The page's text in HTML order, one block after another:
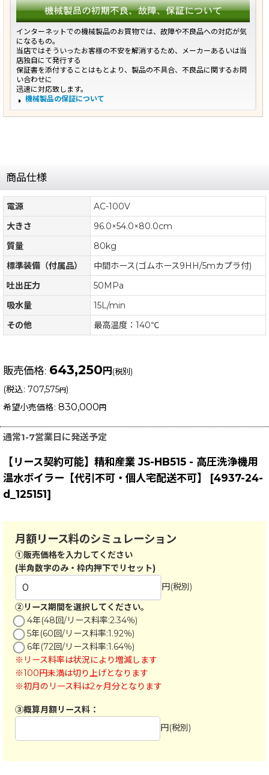
インターネットでの機械製品のお買物では、故障や不良品への対応が気
になるもの。
当店ではそういったお客様の不安を解消するため、メーカーあるいは当
店独自にて発行する
保証書を添付することはもとより、製品の不具合、不良品に関するお問
い合わせに
迅速に対応致します。
機械製品の保証について
商品仕様
電源
AC-100V
大きさ
96.0×54.0×80.0cm
質量
80kg
標準装備（付属品）
中間ホース(ゴムホース9HH/5mカプラ付)
吐出圧力
50MPa
吸水量
15L/min
その他
最高温度：140℃
販売価格: 643,250 円 (税別)
(税込: 707,575円)
希望小売価格: 830,000 円
通常1-7営業日に発送予定
【リース契約可能】精和産業 JS-HB515 - 高圧洗浄機用
温水ボイラー【代引不可・個人宅配送不可】
[4937-24-
d_125151]